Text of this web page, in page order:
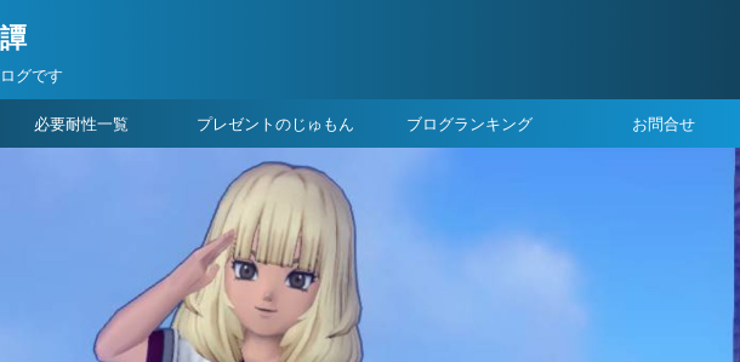
グです
必要耐性一覧 プレゼントのじゅもん ブログランキング お問合せ